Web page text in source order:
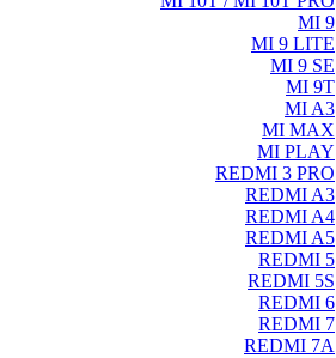
MI 9
MI 9 LITE
MI 9 SE
MI 9T
MI A3
MI MAX
MI PLAY
REDMI 3 PRO
REDMI A3
REDMI A4
REDMI A5
REDMI 5
REDMI 5S
REDMI 6
REDMI 7
REDMI 7A